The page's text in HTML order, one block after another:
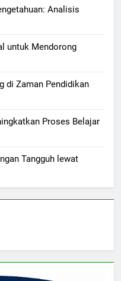
Analisis
untuk Mendorong
di Zaman Pendidikan
Proses Belajar
Tangguh lewat